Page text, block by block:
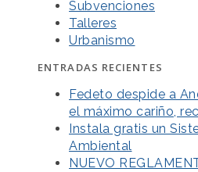
Subvenciones
Talleres
Urbanismo
ENTRADAS RECIENTES
Fedeto despide a
el máximo cariño,
Instala gratis un
Ambiental
NUEVO